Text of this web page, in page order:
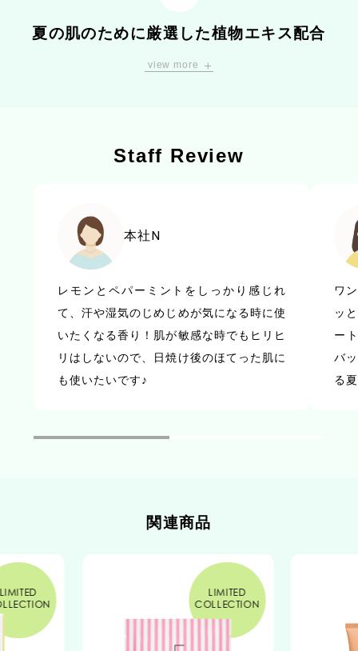
夏の肌のために厳選した植物エキス配合
レモン果実水 茶葉エキス
コガネバナ ※4 スペイン天草※5 セージエキスローズマリーエキス
※4 オウゴン根エキス ※5 カンゾウ根エキス
view more
Staff Review
本社N
レモンとペパーミントをしっかり感じれ
て、汗や湿気のじめじめが気になる時に使
いたくなる香り！肌が敏感な時でもヒリヒ
リはしないので、日焼け後のほてった肌に
も使いたいです♪
ワ
ッ
ー
バ
る
関連商品
LIMITED
LIMITED
COLLECTION